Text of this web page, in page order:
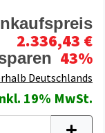
2.336,43 €
43%
Deutschlands
19% MwSt.